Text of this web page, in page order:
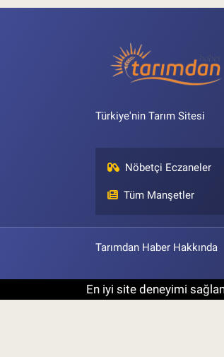
Türkiye'nin Tarım Sitesi
Nöbetçi Eczaneler
Tüm Manşetler
Tarımdan Haber Hakkında
En iyi site deneyimi
Tahıllar ve Baklagiller